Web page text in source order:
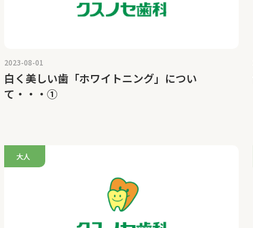
2023-08-01
白く美しい歯「ホワイトニング」につい
て・・・①
大人